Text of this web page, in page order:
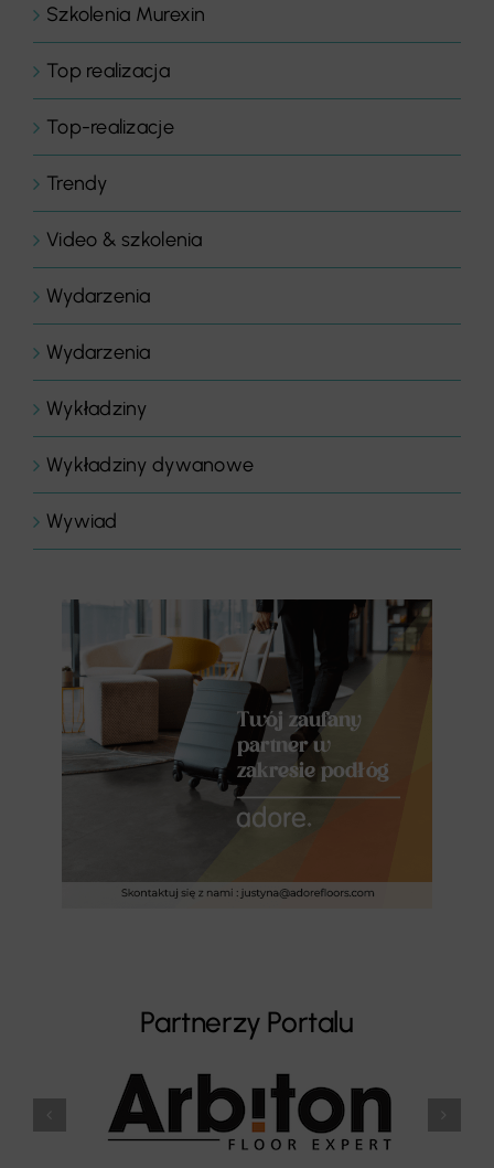
Szkolenia Murexin
Top realizacja
Top-realizacje
Trendy
Video & szkolenia
Wydarzenia
Wydarzenia
Wykładziny
Wykładziny dywanowe
Wywiad
Partnerzy Portalu